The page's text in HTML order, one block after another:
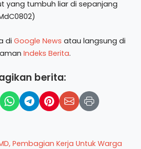
yang tumbuh liar di sepanjang
di Google News atau langsung di
Indeks Berita.
berita:
Pembagian Kerja Untuk Warga